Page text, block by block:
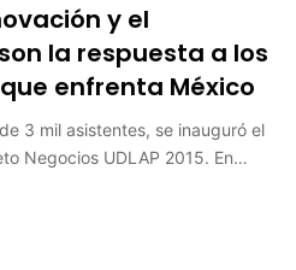
y el
la respuesta a los
enfrenta México
3 mil asistentes, se inauguró el
Negocios UDLAP 2015. En…